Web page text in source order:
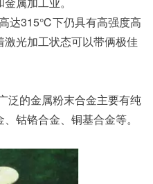
达315℃下仍具有高强度高
光加工状态可以带俩极佳
的金属粉末合金主要有纯
钴铬合金、铜基合金等。